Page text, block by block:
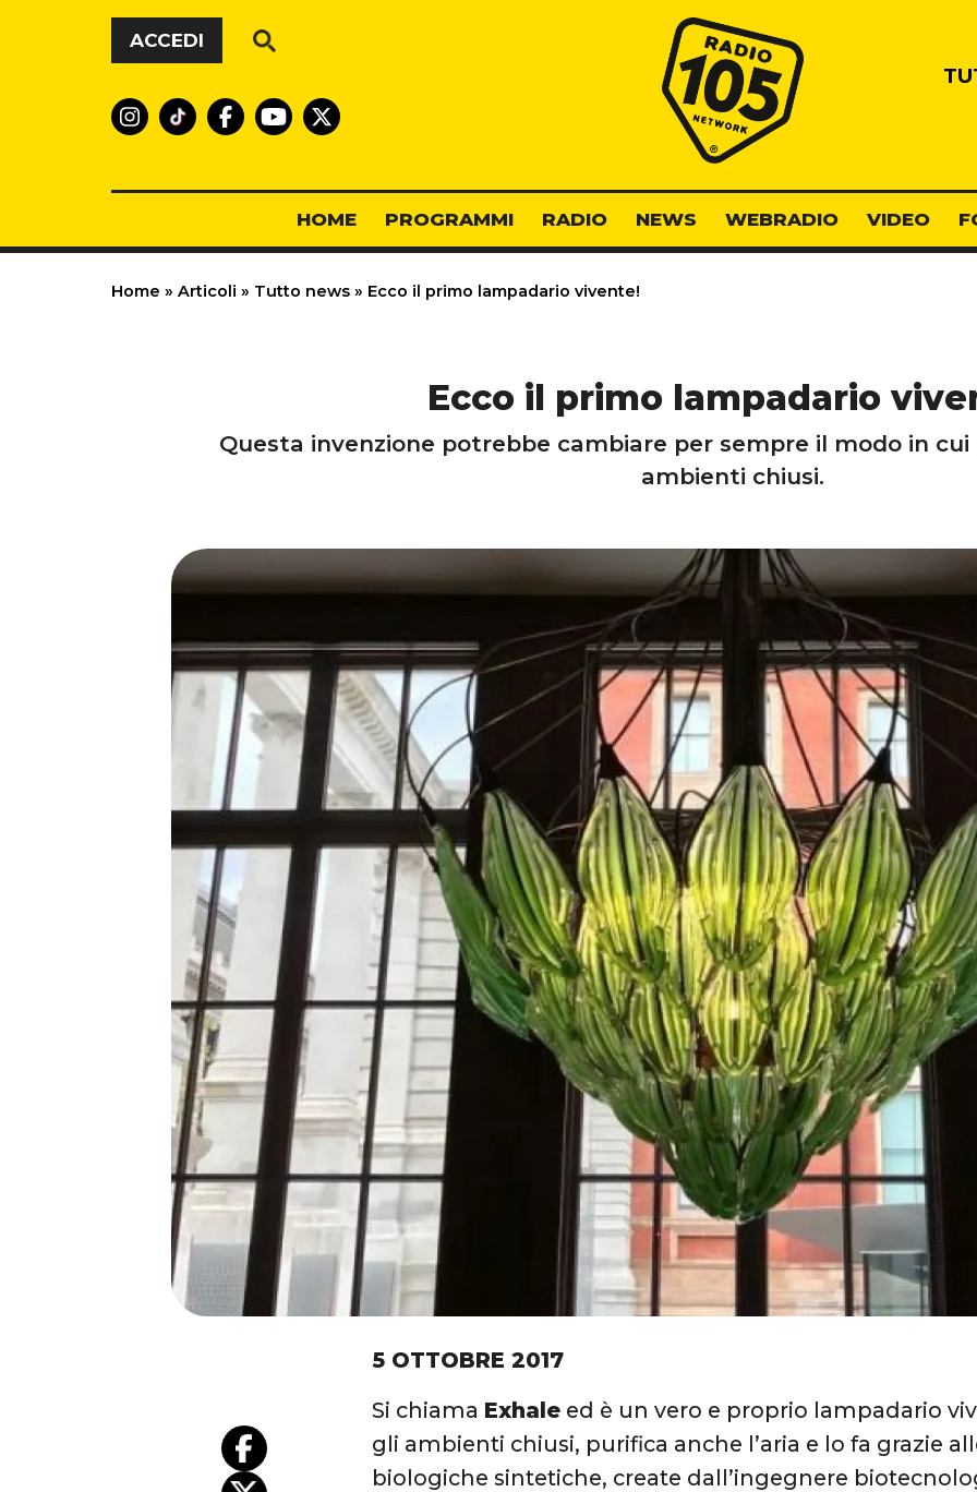
Vai al contenuto
ACCEDI
Radio 105
HOME PROGRAMMI RADIO NEWS WEBRADIO VIDEO
Home » Articoli » Tutto news » Ecco il primo lampadario vivente!
Ecco il primo lampadario
Questa invenzione potrebbe cambiare per sempre il modo in
ambienti chiusi.
5 OTTOBRE 2017
Si chiama Exhale ed è un vero e proprio lampadario
gli ambienti chiusi, purifica anche l’aria e lo fa grazie
biologiche sintetiche, create dall’ingegnere